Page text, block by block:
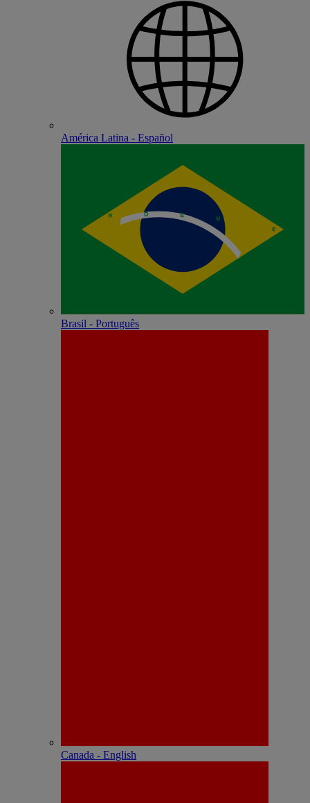
América Latina - Español
Brasil - Português
Canada - English